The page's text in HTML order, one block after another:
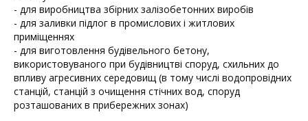
- для виробництва збірних залізобетонних виробів
- для заливки підлог в промислових і житлових
приміщеннях
- для виготовлення будівельного бетону,
використовуваного при будівництві споруд, схильних до
впливу агресивних середовищ (в тому числі водопровідних
станцій, станцій з очищення стічних вод, споруд
розташованих в прибережних зонах)